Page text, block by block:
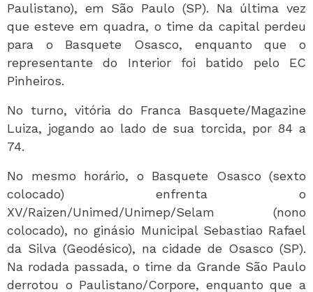
Paulistano), em São Paulo (SP). Na última vez
que esteve em quadra, o time da capital perdeu
para o Basquete Osasco, enquanto que o
representante do Interior foi batido pelo EC
Pinheiros.
No turno, vitória do Franca Basquete/Magazine
Luiza, jogando ao lado de sua torcida, por 84 a
74.
No mesmo horário, o Basquete Osasco (sexto
colocado) enfrenta o
XV/Raizen/Unimed/Unimep/Selam (nono
colocado), no ginásio Municipal Sebastiao Rafael
da Silva (Geodésico), na cidade de Osasco (SP).
Na rodada passada, o time da Grande São Paulo
derrotou o Paulistano/Corpore, enquanto que a